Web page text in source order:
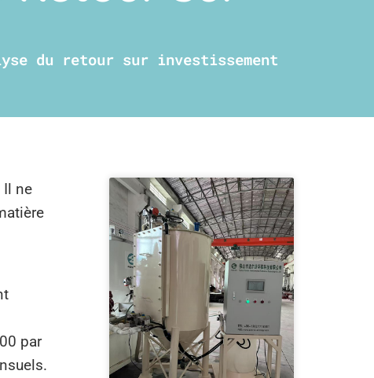
du retour sur investissement
Il ne
par